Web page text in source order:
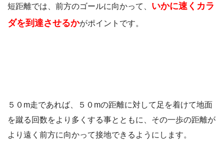
短距離では、前方のゴールに向かって、 いかに速くカラ
ダを到達させるかがポイントです。
５０m走であれば、５０mの距離に対して足を着けて地面
を蹴る回数をより多くする事とともに、その一歩の距離が
より遠く前方に向かって接地できるようにします。